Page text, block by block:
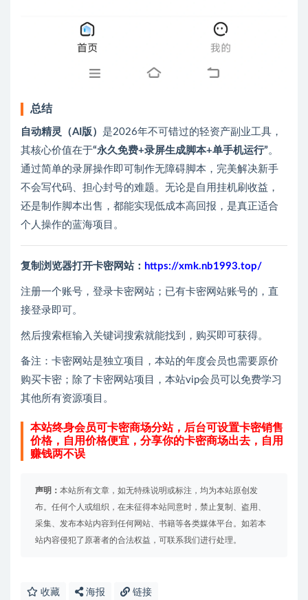
总结
自动精灵（AI版） 是2026年不可错过的轻资产副业工具，
其核心价值在于“永久免费+录屏生成脚本+单手机运行”。
通过简单的录屏操作即可制作无障碍脚本，完美解决新手
不会写代码、担心封号的难题。无论是自用挂机刷收益，
还是制作脚本出售，都能实现低成本高回报，是真正适合
个人操作的蓝海项目。
复制浏览器打开卡密网站： https://xmk.nb1993.top/
注册一个账号，登录卡密网站；已有卡密网站账号的，直
接登录即可。
然后搜索框输入关键词搜索就能找到，购买即可获得。
备注：卡密网站是独立项目，本站的年度会员也需要原价
购买卡密；除了卡密网站项目，本站vip会员可以免费学习
其他所有资源项目。
本站终身会员可卡密商场分站，后台可设置卡密销售
价格，自用价格便宜，分享你的卡密商场出去，自用
赚钱两不误
声明： 本站所有文章，如无特殊说明或标注，均为本站原创发
布。任何个人或组织，在未征得本站同意时，禁止复制、盗用、
采集、发布本站内容到任何网站、书籍等各类媒体平台。如若本
站内容侵犯了原著者的合法权益，可联系我们进行处理。
收藏 海报 链接